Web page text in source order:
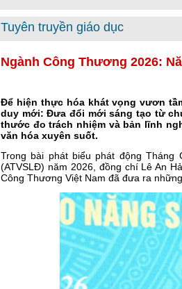
Tuyên truyền giáo dục
Ngành Công Thương 2026:
Để hiện thực hóa khát vọng vươn
duy mới: Đưa đổi mới sáng tạo từ
thước đo trách nhiệm và bản lĩnh
văn hóa xuyên suốt.
Trong bài phát biểu phát động Tháng
(ATVSLĐ) năm 2026, đồng chí Lê An
Công Thương Việt Nam đã đưa ra